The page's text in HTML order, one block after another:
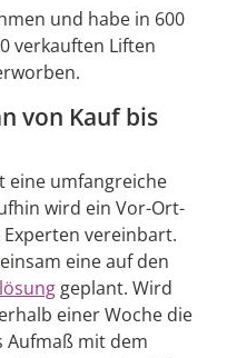
und habe in 600
verkauften Liften
von Kauf bis
eine umfangreiche
wird ein Vor-Ort-
vereinbart.
eine auf den
geplant. Wird
einer Woche die
Aufmaß mit dem